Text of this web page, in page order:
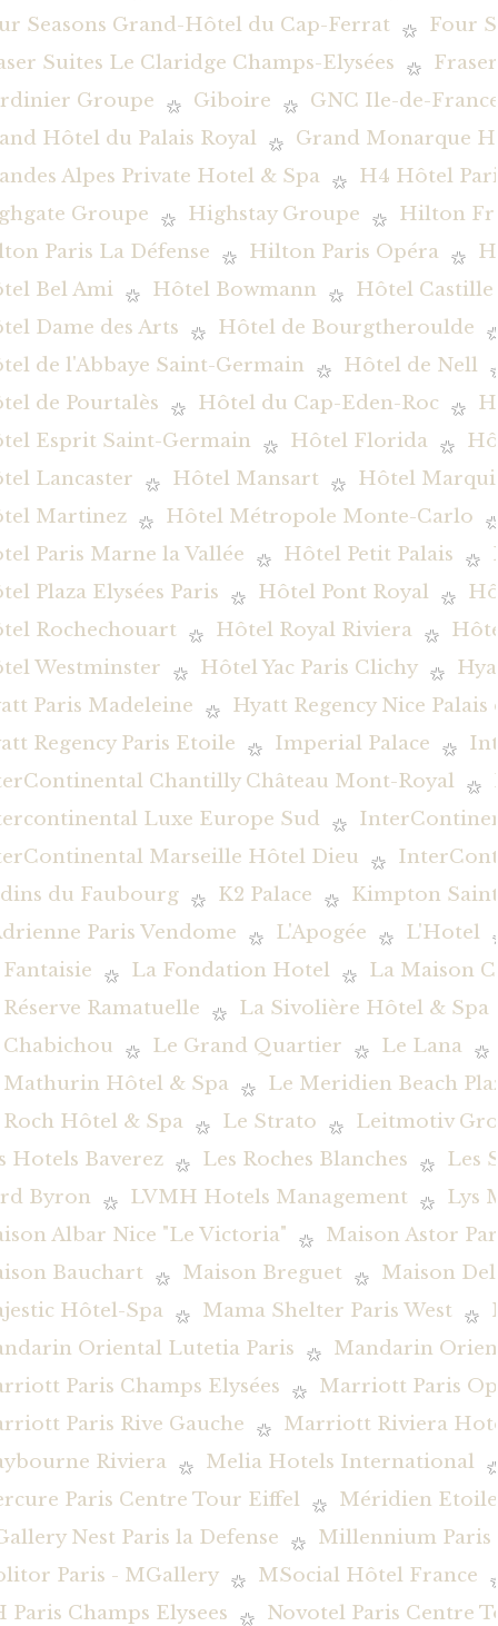
Seasons Grand-Hôtel du Cap-Ferrat
Four
Suites Le Claridge Champs-Elysées
Groupe
Giboire
GNC Ile-de-
Hôtel du Palais Royal
Grand Monarque
Alpes Private Hotel & Spa
H4 Hôtel
Groupe
Highstay Groupe
Hilton
Paris La Défense
Hilton Paris Opéra
Bel Ami
Hôtel Bowmann
Hôtel Castille
Dame des Arts
Hôtel de Bourgtheroulde
de l'Abbaye Saint-Germain
Hôtel de Nell
de Pourtalès
Hôtel du Cap-Eden-Roc
Esprit Saint-Germain
Hôtel Florida
Lancaster
Hôtel Mansart
Hôtel
Martinez
Hôtel Métropole Monte-Carlo
Paris Marne la Vallée
Hôtel Petit Palais
Plaza Elysées Paris
Hôtel Pont Royal
Rochechouart
Hôtel Royal Riviera
Westminster
Hôtel Yac Paris Clichy
Paris Madeleine
Hyatt Regency Nice
Regency Paris Etoile
Imperial Palace
Chantilly Château Mont-Royal
Luxe Europe Sud
Marseille Hôtel Dieu
du Faubourg
K2 Palace
Kimpton
Paris Vendome
L'Apogée
L'Hotel
La Fondation Hotel
La Maison
Ramatuelle
La Sivolière Hôtel & Spa
Le Grand Quartier
Le Lana
Mathurin Hôtel & Spa
Le Meridien Beach
Hôtel & Spa
Le Strato
Leitmotiv
Hotels Baverez
Les Roches Blanches
Les
Byron
LVMH Hotels Management
Lys
Albar Nice "Le Victoria"
Maison Astor
Bauchart
Maison Breguet
Maison
Hôtel-Spa
Mama Shelter Paris West
Oriental Lutetia Paris
Mandarin
Paris Champs Elysées
Marriott Paris
Paris Rive Gauche
Marriott Riviera
Riviera
Melia Hotels International
Paris Centre Tour Eiffel
Méridien Etoile
Nest Paris la Defense
Millennium Paris
Paris - MGallery
MSocial Hôtel France
Paris Champs Elysees
Novotel Paris Centre